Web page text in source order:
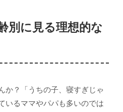
別に見る理想的な
か？「うちの子、寝すぎじゃ
いるママやパパも多いのでは